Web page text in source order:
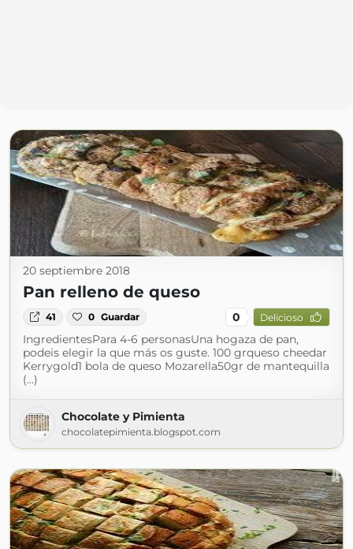
20 septiembre 2018
Pan relleno de queso
41 0 Guardar 0 Delicioso
IngredientesPara 4-6 personasUna hogaza de pan,
podeis elegir la que más os guste. 100 grqueso cheedar
Kerrygold1 bola de queso Mozarella50gr de mantequilla
(...)
Chocolate y Pimienta
chocolatepimienta.blogspot.com